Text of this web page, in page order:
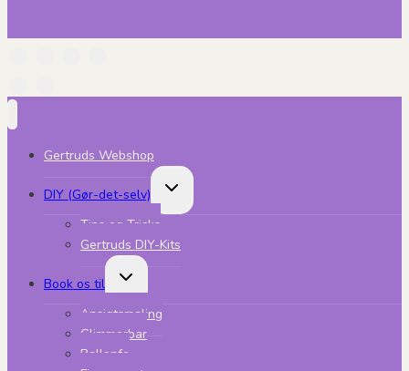
Gertruds Webshop
DIY (Gør-det-selv)
Skift
undermenu
Tips og Tricks
Gertruds DIY-Kits
Book os til
Skift
undermenu
Ansigtsmaling
Glimmerbar
Ballonfe